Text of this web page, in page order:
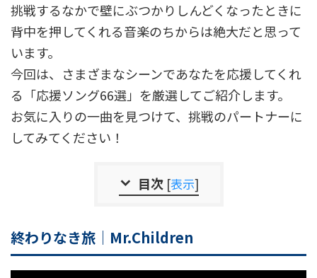
挑戦するなかで壁にぶつかりしんどくなったときに
背中を押してくれる音楽のちからは絶大だと思って
います。
今回は、さまざまなシーンであなたを応援してくれ
る「応援ソング66選」を厳選してご紹介します。
お気に入りの一曲を見つけて、挑戦のパートナーに
してみてください！
目次 [表示]
終わりなき旅｜Mr.Children